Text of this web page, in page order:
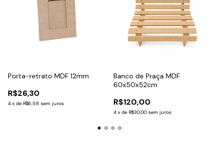
Porta-retrato MDF 12mm
R$26,30
4 x de R$6,58 sem juros
Banco de Praça MDF
60x50x52cm
R$120,00
4 x de R$30,00 sem juros